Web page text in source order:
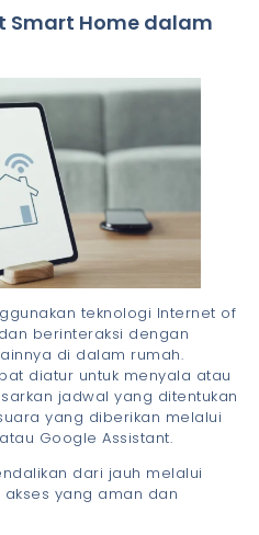
Smart Home dalam
teknologi Internet of
berinteraksi dengan
di dalam rumah.
diatur untuk menyala atau
jadwal yang ditentukan
yang diberikan melalui
Google Assistant.
dari jauh melalui
yang aman dan